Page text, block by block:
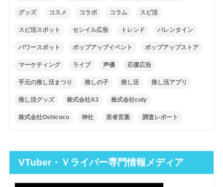
グッズ コスメ コラボ コラム スピ活
スピ活スポット センイル広告 トレンド バレンタイン
パワースポット ポップアップイベント ポップアップストア
マーケティング ライブ 声優 応援広告
手元の推し活まつり 推しの子 推し活 推し活アプリ
推し活グッズ 株式会社A3 株式会社coly
株式会社Oshicoco 神社 若者言葉 調査レポート
VTuber・Ｖライバー専門情報メディア